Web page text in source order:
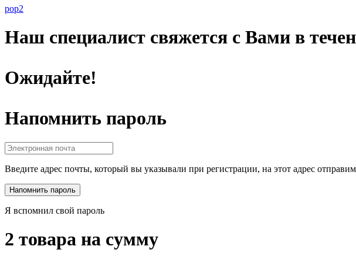
pop2
Наш специалист свяжется с Вами в
Ожидайте!
Напомнить пароль
Введите адрес почты, который вы указывали при регистрации, на этот адрес
Я вспомнил свой пароль
2 товара на сумму